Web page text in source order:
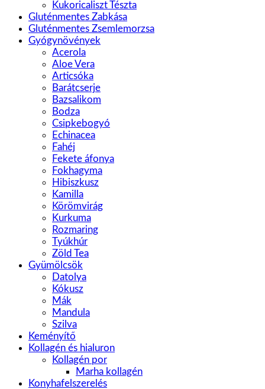
Kukoricaliszt Tészta
Gluténmentes Zabkása
Gluténmentes Zsemlemorzsa
Gyógynövények
Acerola
Aloe Vera
Articsóka
Barátcserje
Bazsalikom
Bodza
Csipkebogyó
Echinacea
Fahéj
Fekete áfonya
Fokhagyma
Hibiszkusz
Kamilla
Körömvirág
Kurkuma
Rozmaring
Tyúkhúr
Zöld Tea
Gyümölcsök
Datolya
Kókusz
Mák
Mandula
Szilva
Keményítő
Kollagén és hialuron
Kollagén por
Marha kollagén
Konyhafelszerelés